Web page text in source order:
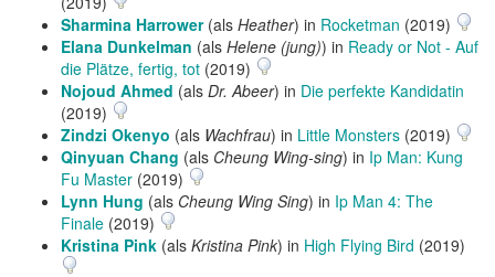
Sharmina Harrower(als Heather) in Rocketman (2019)
Elana Dunkelman (als Helene (jung)) in Ready or Not - Auf
die Plätze, fertig, tot (2019)
Nojoud Ahmed (als Dr. Abeer) in Die perfekte Kandidatin
(2019)
Zindzi Okenyo (als Wachfrau) in Little Monsters (2019)
Qinyuan Chang (als Cheung Wing-sing) in Ip Man: Kung
Fu Master (2019)
Lynn Hung (als Cheung Wing Sing) in Ip Man 4: The
Finale (2019)
Kristina Pink (als Kristina Pink) in High Flying Bird (2019)